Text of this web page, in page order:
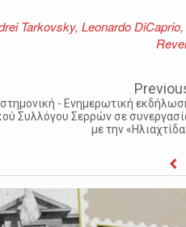
Tarkovsky, Leonardo DiCaprio,
- Ενημερωτική
Συλλόγου Σερρών σε
με την